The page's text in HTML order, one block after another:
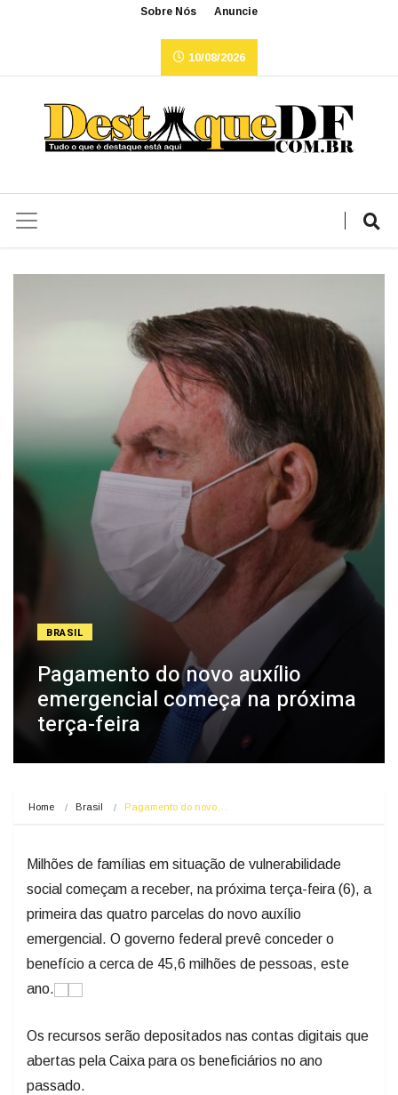
Sobre Nós Anuncie
10/08/2026
BRASIL
Pagamento do novo auxílio
emergencial começa na próxima
terça-feira
Home Brasil Pagamento do novo…
Milhões de famílias em situação de vulnerabilidade
social começam a receber, na próxima terça-feira (6), a
primeira das quatro parcelas do novo auxílio
emergencial. O governo federal prevê conceder o
benefício a cerca de 45,6 milhões de pessoas, este
ano.
Os recursos serão depositados nas contas digitais que
abertas pela Caixa para os beneficiários no ano
passado.